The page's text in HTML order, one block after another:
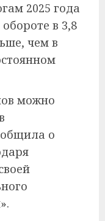
2025 года
в 3,8
чем в
можно
о